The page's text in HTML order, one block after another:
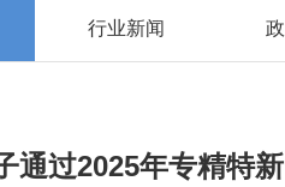
行业新闻
通过2025年专精特